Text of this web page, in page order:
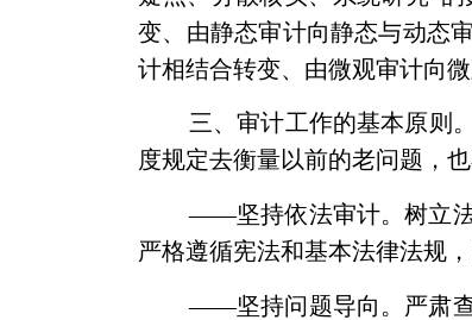
变、由静态审计向静态与动态
计相结合转变、由微观审计向
三、审计工作的基本原则
度规定去衡量以前的老问题，
——坚持依法审计。树立法
严格遵循宪法和基本法律法规
——坚持问题导向。严肃查